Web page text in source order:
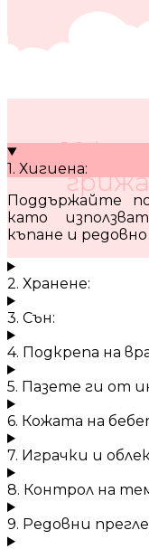
10
1. Хигиена:
Поддържайте
като
къпане и
2. Хранене:
3. Сън:
4. Подкрепа на
5. Пазете ги от
6. Кожата на
7. Играчки и
8. Контрол на
9. Редовни